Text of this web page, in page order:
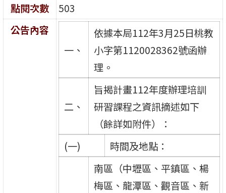
點閱次數
503
公告內容
一、
依據本局112年3月25日桃教
小字第1120028362號函辦
理。
二、
旨揭計畫112年度辦理培訓
研習課程之資訊摘述如下
（餘詳如附件）：
(一)
時間及地點：
南區（中壢區、平鎮區、楊
梅區、龍潭區、觀音區、新